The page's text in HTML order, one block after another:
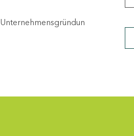
Unternehmensgründun